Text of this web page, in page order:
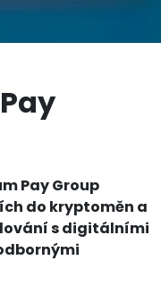
Pay Group
do kryptoměn a
s digitálními